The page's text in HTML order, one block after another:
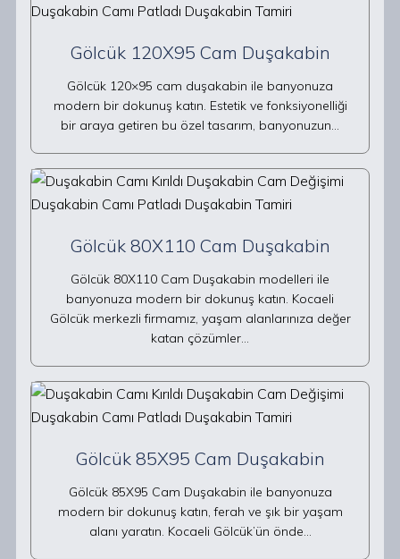
Gölcük 120X95 Cam Duşakabin
Gölcük 120×95 cam duşakabin ile banyonuza
modern bir dokunuş katın. Estetik ve fonksiyonelliği
bir araya getiren bu özel tasarım, banyonuzun…
Gölcük 80X110 Cam Duşakabin
Gölcük 80X110 Cam Duşakabin modelleri ile
banyonuza modern bir dokunuş katın. Kocaeli
Gölcük merkezli firmamız, yaşam alanlarınıza değer
katan çözümler…
Gölcük 85X95 Cam Duşakabin
Gölcük 85X95 Cam Duşakabin ile banyonuza
modern bir dokunuş katın, ferah ve şık bir yaşam
alanı yaratın. Kocaeli Gölcük’ün önde…